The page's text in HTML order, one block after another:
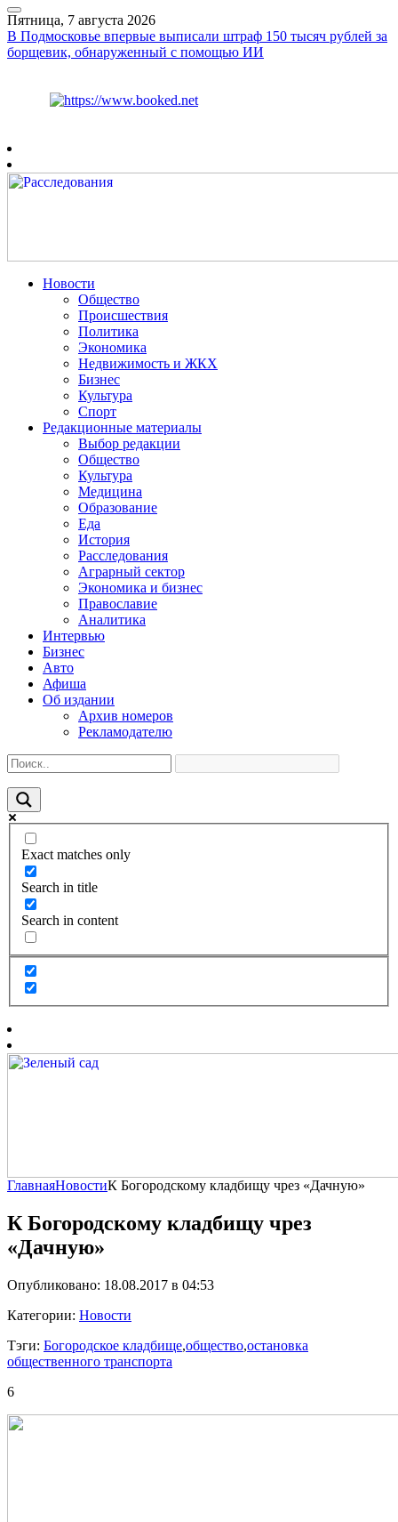
Пятница, 7 августа 2026
В Подмосковье впервые выписали штраф 150 тысяч рублей за
борщевик, обнаруженный с помощью ИИ
Новости
Общество
Происшествия
Политика
Экономика
Недвижимость и ЖКХ
Бизнес
Культура
Спорт
Редакционные материалы
Выбор редакции
Общество
Культура
Медицина
Образование
Еда
История
Расследования
Аграрный сектор
Экономика и бизнес
Православие
Аналитика
Интервью
Бизнес
Авто
Афиша
Об издании
Архив номеров
Рекламодателю
Exact matches only
Search in title
Search in content
ГлавнаяНовостиК Богородскому кладбищу чрез «Дачную»
К Богородскому кладбищу чрез
«Дачную»
Опубликовано: 18.08.2017 в 04:53
Категории: Новости
Тэги: Богородское кладбище,общество,остановка
общественного транспорта
6